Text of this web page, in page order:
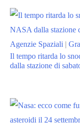
Agenzie Spaziali |
Il tempo ritarda lo
dalla stazione di